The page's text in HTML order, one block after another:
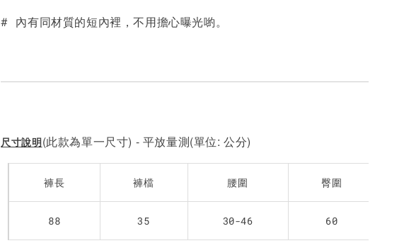
# 內有同材質的短內裡，不用擔心曝光喲。
尺寸說明(此款為單一尺寸) - 平放量測(單位: 公分)
褲長 褲檔 腰圍 臀圍
88 35 30-46 60